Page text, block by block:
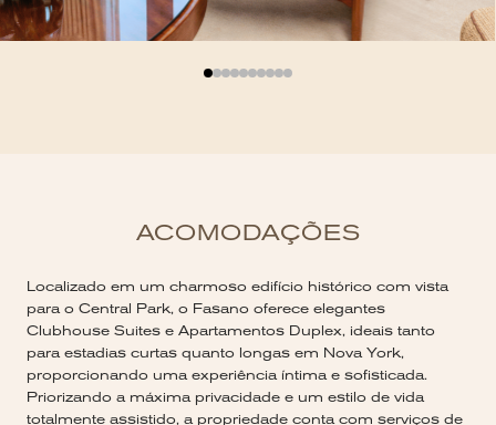
ACOMODAÇÕES
Localizado em um charmoso edifício histórico com vista
para o Central Park, o Fasano oferece elegantes
Clubhouse Suites e Apartamentos Duplex, ideais tanto
para estadias curtas quanto longas em Nova York,
proporcionando uma experiência íntima e sofisticada.
Priorizando a máxima privacidade e um estilo de vida
totalmente assistido, a propriedade conta com serviços de